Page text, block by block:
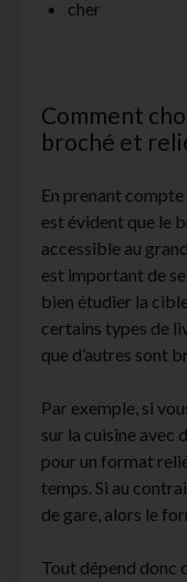
cher
Comment
broché et
En prenant
est évident que le
accessible au
est important de
bien étudier la
certains types de
que d’autres sont
Par exemple, si
sur la cuisine avec
pour un format
temps. Si au
de gare, alors le
Tout dépend donc